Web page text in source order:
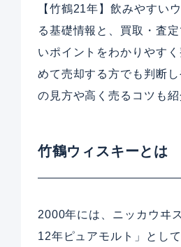
【竹鶴21年】飲みやすい
る基礎情報と、買取・査
いポイントをわかりやす
めて売却する方でも判断
の見方や高く売るコツも紹
竹鶴ウィスキーとは
2000年には、ニッカウヰ
12年ピュアモルト」とし